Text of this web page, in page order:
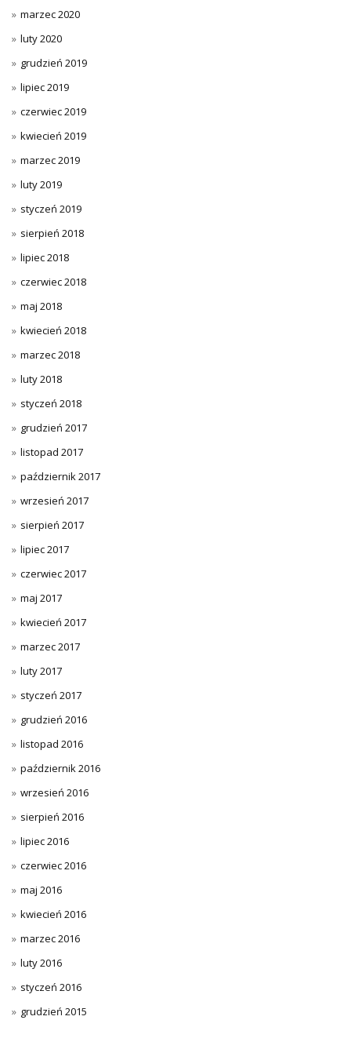
marzec 2020
luty 2020
grudzień 2019
lipiec 2019
czerwiec 2019
kwiecień 2019
marzec 2019
luty 2019
styczeń 2019
sierpień 2018
lipiec 2018
czerwiec 2018
maj 2018
kwiecień 2018
marzec 2018
luty 2018
styczeń 2018
grudzień 2017
listopad 2017
październik 2017
wrzesień 2017
sierpień 2017
lipiec 2017
czerwiec 2017
maj 2017
kwiecień 2017
marzec 2017
luty 2017
styczeń 2017
grudzień 2016
listopad 2016
październik 2016
wrzesień 2016
sierpień 2016
lipiec 2016
czerwiec 2016
maj 2016
kwiecień 2016
marzec 2016
luty 2016
styczeń 2016
grudzień 2015